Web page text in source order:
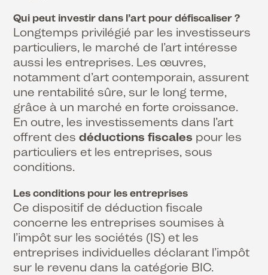
Qui peut investir dans l’art pour défiscaliser ?
Longtemps privilégié par les investisseurs
particuliers, le marché de l’art intéresse
aussi les entreprises. Les œuvres,
notamment d’art contemporain, assurent
une rentabilité sûre, sur le long terme,
grâce à un marché en forte croissance.
En outre, les investissements dans l’art
offrent desdéductions fiscales pour les
particuliers et les entreprises, sous
conditions.
Les conditions pour les entreprises
Ce dispositif de déduction fiscale
concerne les entreprises soumises à
l’impôt sur les sociétés (IS) et les
entreprises individuelles déclarant l’impôt
sur le revenu dans la catégorie BIC.